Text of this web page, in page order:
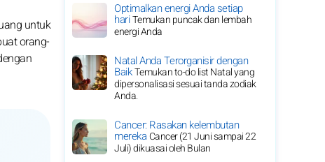
untuk
orang-
Optimalkan energi Anda setiap
hariTemukan puncak dan lembah
energi Anda
Natal Anda Terorganisir dengan
BaikTemukan to-do list Natal yang
dipersonalisasi sesuai tanda zodiak
Anda.
Cancer: Rasakan kelembutan
mereka Cancer (21 Juni sampai 22
Juli) dikuasai oleh Bulan